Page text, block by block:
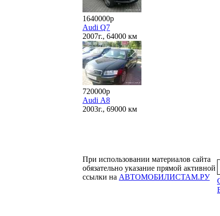
1640000р
Audi Q7
2007г., 64000 км
720000р
Audi А8
2003г., 69000 км
При использовании материалов сайта
обязательно указание прямой активной
ссылки на АВТОМОБИЛИСТАМ.РУ